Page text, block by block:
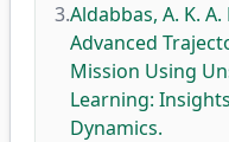
3.Aldabbas, A. K. A.
Advanced
Mission Using
Learning:
Dynamics.